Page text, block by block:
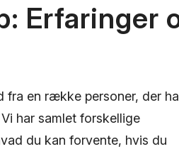
Erfaringer
fra en række personer, der
har samlet forskellige
du kan forvente, hvis du